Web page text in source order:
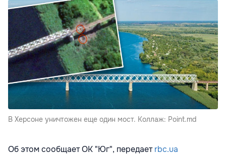
В Херсоне уничтожен еще один мост. Коллаж: Point.md
Об этом сообщает ОК "Юг", передаетrbc.ua